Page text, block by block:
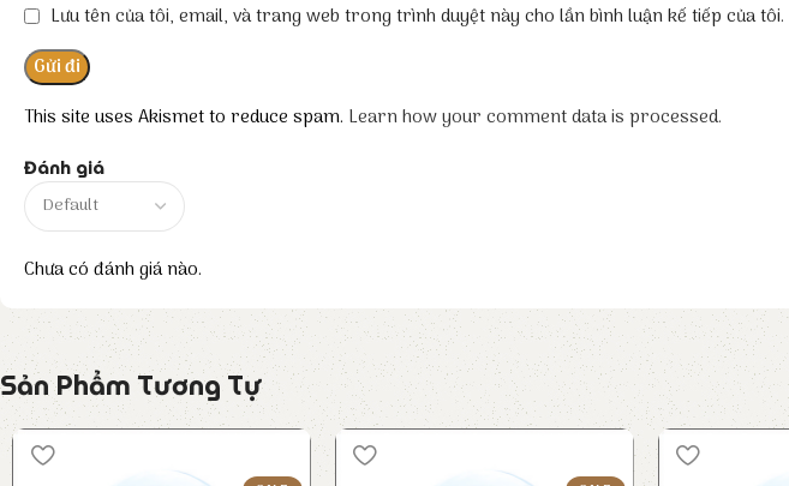
Đánh giá
Chưa có đánh giá nào.
Lưu tên của tôi, email, và trang web trong trình duyệt này cho lần bình luận kế tiếp của tôi.
This site uses Akismet to reduce spam. Learn how your comment data is processed.
Sản Phẩm Tương Tự